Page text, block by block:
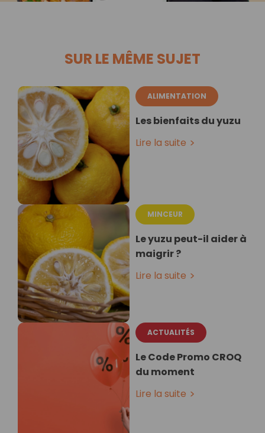
SUR LE MÊME SUJET
ALIMENTATION
Les bienfaits du yuzu
Lire la suite
MINCEUR
Le yuzu peut-il aider à
maigrir ?
Lire la suite
ACTUALITÉS
Le Code Promo CROQ
du moment
Lire la suite